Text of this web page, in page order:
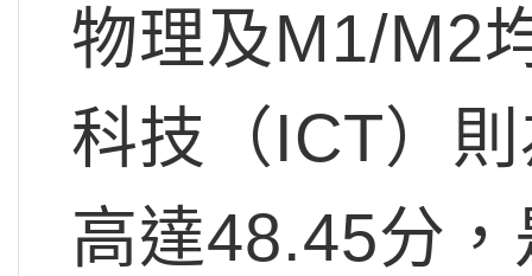
物理及M1/M2
科技（ICT）
高達48.45分